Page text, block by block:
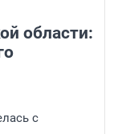
области:
с